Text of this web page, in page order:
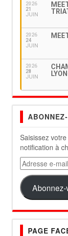
2026
21
JUIN
2026
24
JUIN
2026
28
JUIN
Saisissez
notification à
Adresse
e-
mail
PAGE